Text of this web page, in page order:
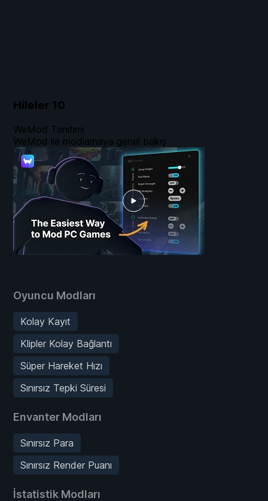
Hileler 10
Oyuncu Modları
Kolay Kayıt
Klipler Kolay Bağlantı
Süper Hareket Hızı
Sınırsız Tepki Süresi
Envanter Modları
Sınırsız Para
Sınırsız Render Puanı
İstatistik Modları
WeMod Tanıtımı
WeMod ile modlamaya genel bakış